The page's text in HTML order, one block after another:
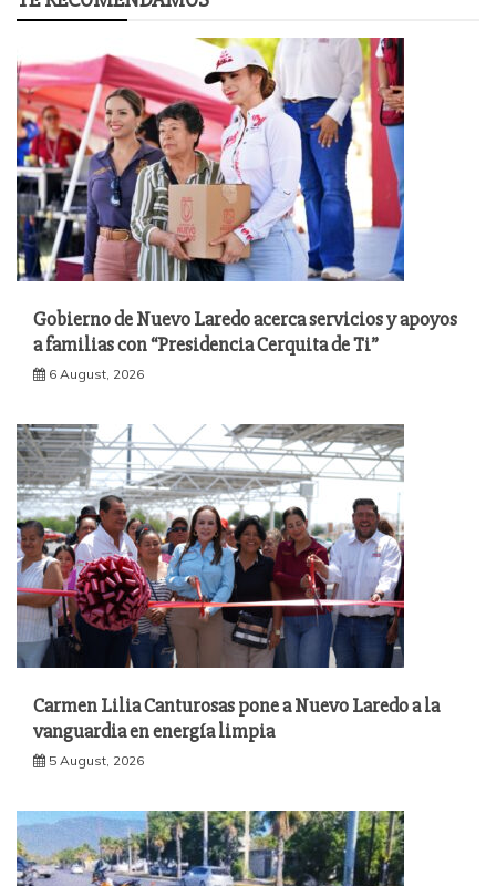
Gobierno de Nuevo Laredo acerca servicios y apoyos
a familias con “Presidencia Cerquita de Ti”
6 August, 2026
Carmen Lilia Canturosas pone a Nuevo Laredo a la
vanguardia en energía limpia
5 August, 2026